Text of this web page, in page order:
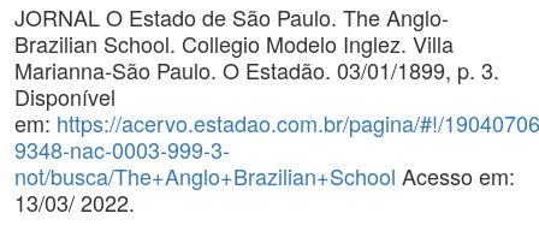
JORNAL O Estado de São Paulo. The Anglo-
Brazilian School. Collegio Modelo Inglez. Villa
Marianna-São Paulo. O Estadão. 03/01/1899, p. 3.
Disponível
em: https://acervo.estadao.com.br/pagina/#!/
9348-nac-0003-999-3-
not/busca/The+Anglo+Brazilian+School Acesso em:
13/03/ 2022.